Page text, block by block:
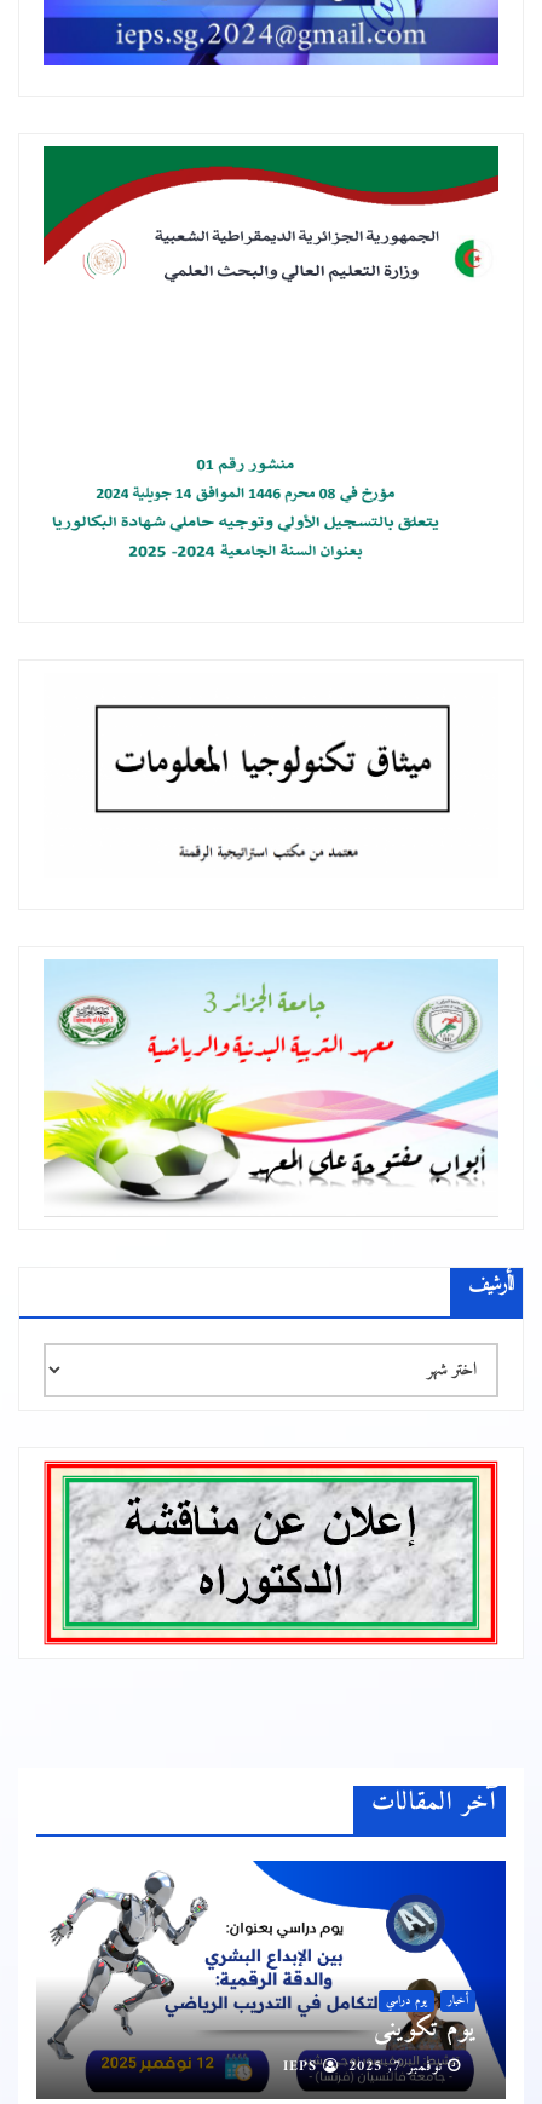
الأرشيف
الأرشيف
آخر المقالات
أخبار يوم دراسي
يوم تكويني
نوفمبر 7, 2025 IEPS